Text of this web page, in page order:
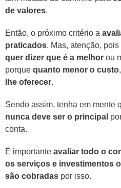
de valores.
Então, o próximo critério a
praticados. Mas, atenção, pois
quer dizer que é a melhor ou
porque quanto menor o custo,
lhe oferecer.
Sendo assim, tenha em mente
nunca deve ser o principal
conta.
É importante avaliar todo o
os serviços e investimentos
são cobradas por isso.